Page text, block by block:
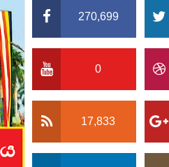
270,699
0
17,833